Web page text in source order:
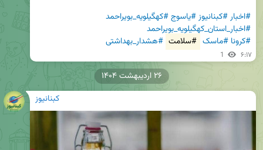
#اخبار#کبنانیوز#یاسوج#کهگیلویه_بویراحمد
#اخبار_استان_کهگیلویه_بویراحمد
#کرونا #ماسک #سلامت #هشدار_بهداشتی
1 ۶:۱۷
کبنانیوز
۲۶ اردیبهشت ۱۴۰۴